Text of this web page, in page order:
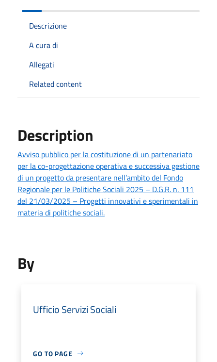
Descrizione
A cura di
Allegati
Related content
Description
Avviso pubblico per la costituzione di un partenariato
per la co-progettazione operativa e successiva gestione
di un progetto da presentare nell’ambito del Fondo
Regionale per le Politiche Sociali 2025 – D.G.R. n. 111
del 21/03/2025 – Progetti innovativi e sperimentali in
materia di politiche sociali.
By
Ufficio Servizi Sociali
GO TO PAGE